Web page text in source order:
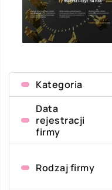
Kategoria
Data
rejestracji
firmy
Rodzaj firmy